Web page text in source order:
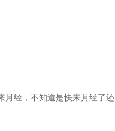
月经，不知道是快来月经了还